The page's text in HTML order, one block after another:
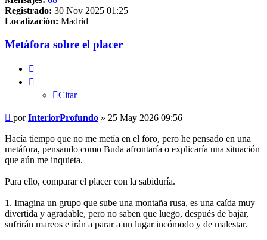
Registrado: 30 Nov 2025 01:25
Localización: Madrid
Metáfora sobre el placer
Citar
Mensaje
porInteriorProfundo » 25 May 2026 09:56
Hacía tiempo que no me metía en el foro, pero he pensado en una
metáfora, pensando como Buda afrontaría o explicaría una situación
que aún me inquieta.
Para ello, comparar el placer con la sabiduría.
1. Imagina un grupo que sube una montaña rusa, es una caída muy
divertida y agradable, pero no saben que luego, después de bajar,
sufrirán mareos e irán a parar a un lugar incómodo y de malestar.